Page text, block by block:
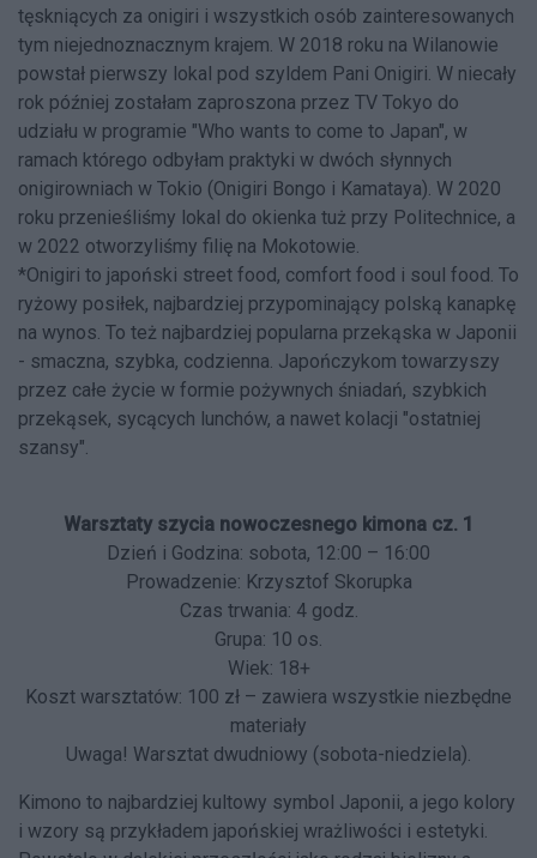
tęskniących za onigiri i wszystkich osób zainteresowanych
tym niejednoznacznym krajem. W 2018 roku na Wilanowie
powstał pierwszy lokal pod szyldem Pani Onigiri. W niecały
rok później zostałam zaproszona przez TV Tokyo do
udziału w programie "Who wants to come to Japan", w
ramach którego odbyłam praktyki w dwóch słynnych
onigirowniach w Tokio (Onigiri Bongo i Kamataya). W 2020
roku przenieśliśmy lokal do okienka tuż przy Politechnice, a
w 2022 otworzyliśmy filię na Mokotowie.
*Onigiri to japoński street food, comfort food i soul food. To
ryżowy posiłek, najbardziej przypominający polską kanapkę
na wynos. To też najbardziej popularna przekąska w Japonii
- smaczna, szybka, codzienna. Japończykom towarzyszy
przez całe życie w formie pożywnych śniadań, szybkich
przekąsek, sycących lunchów, a nawet kolacji "ostatniej
szansy".
Warsztaty szycia nowoczesnego kimona cz. 1
Dzień i Godzina: sobota, 12:00 – 16:00
Prowadzenie: Krzysztof Skorupka
Czas trwania: 4 godz.
Grupa: 10 os.
Wiek: 18+
Koszt warsztatów: 100 zł – zawiera wszystkie niezbędne
materiały
Uwaga! Warsztat dwudniowy (sobota-niedziela).
Kimono to najbardziej kultowy symbol Japonii, a jego kolory
i wzory są przykładem japońskiej wrażliwości i estetyki.